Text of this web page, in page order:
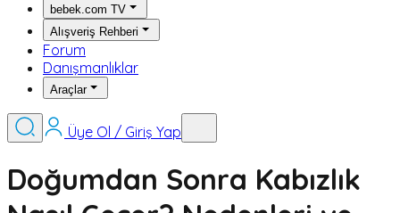
bebek.com TV
Alışveriş Rehberi
Forum
Danışmanlıklar
Araçlar
Üye Ol / Giriş Yap
Doğumdan Sonra Kabızlık